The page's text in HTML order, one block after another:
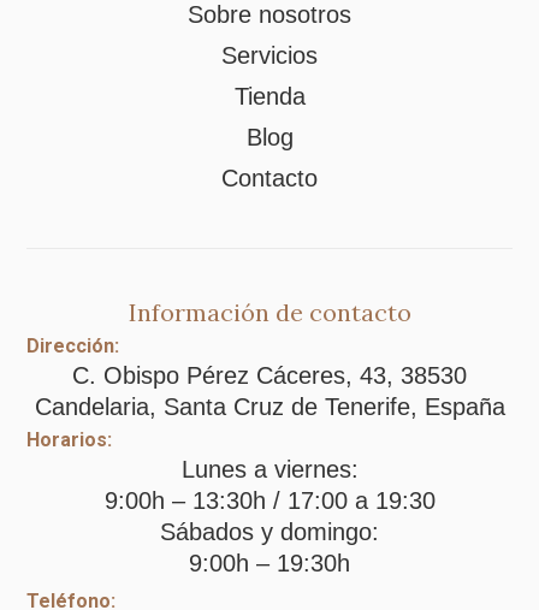
Sobre nosotros
Servicios
Tienda
Blog
Contacto
Información de contacto
Dirección:
C. Obispo Pérez Cáceres, 43, 38530
Candelaria, Santa Cruz de Tenerife, España
Horarios:
Lunes a viernes:
9:00h – 13:30h / 17:00 a 19:30
Sábados y domingo:
9:00h – 19:30h
Teléfono: